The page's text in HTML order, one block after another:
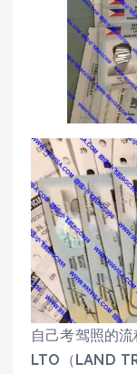
自己考驾照的
LTO（LAND